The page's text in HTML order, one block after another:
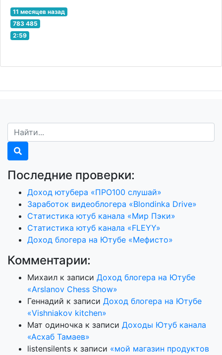
11 месяцев назад
783 485
2:59
Последние проверки:
Доход ютубера «ПРО100 слушай»
Заработок видеоблогера «Blondinka Drive»
Статистика ютуб канала «Мир Пэки»
Статистика ютуб канала «FLEYY»
Доход блогера на Ютубе «Мефисто»
Комментарии:
Михаил к записи Доход блогера на Ютубе
«Arslanov Chess Show»
Геннадий к записи Доход блогера на Ютубе
«Vishniakov kitchen»
Мат одиночка к записи Доходы Ютуб канала
«Асхаб Тамаев»
listensilents к записи «мой магазин продуктов